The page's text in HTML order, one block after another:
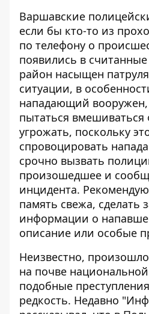
Варшавские
если бы кто-то из
по телефону о
появились в
район насыщен
ситуации, в
нападающий вооружен,
пытаться вмешиваться
угрожать, поскольку
спровоцировать
срочно вызвать
произошедшее и
инцидента.
память свежа, сделать
информации о
описание или особые
Неизвестно,
на почве
подобные
редкость. Недавно